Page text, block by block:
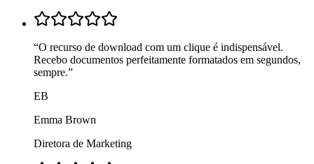
“O recurso de download com um clique é indispensável.
Recebo documentos perfeitamente formatados em segundos,
sempre.”
EB
Emma Brown
Diretora de Marketing